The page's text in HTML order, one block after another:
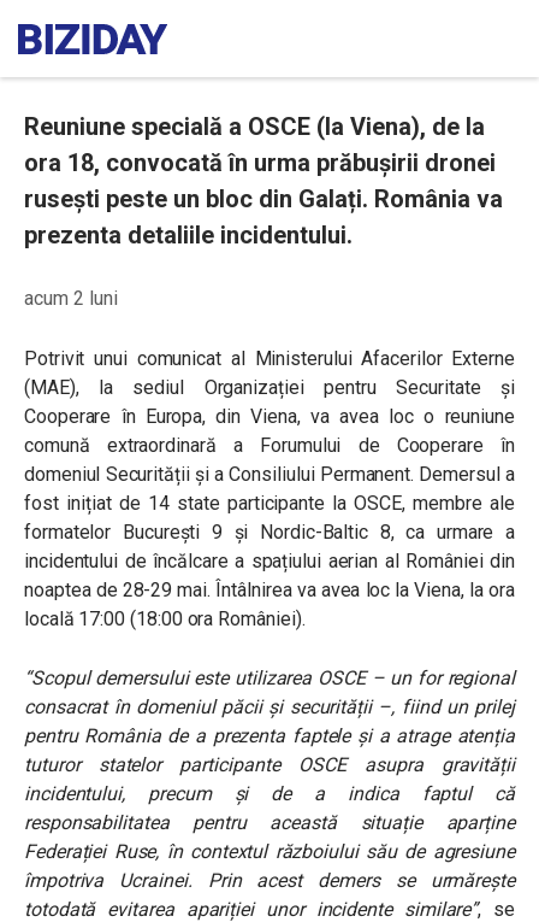
Reuniune specială a OSCE (la Viena), de la
ora 18, convocată în urma prăbușirii dronei
rusești peste un bloc din Galați. România va
prezenta detaliile incidentului.
acum 2 luni
Potrivit unui comunicat al Ministerului Afacerilor Externe
(MAE), la sediul Organizației pentru Securitate și
Cooperare în Europa, din Viena, va avea loc o reuniune
comună extraordinară a Forumului de Cooperare în
domeniul Securității și a Consiliului Permanent. Demersul a
fost inițiat de 14 state participante la OSCE, membre ale
formatelor București 9 și Nordic-Baltic 8, ca urmare a
incidentului de încălcare a spațiului aerian al României din
noaptea de 28-29 mai. Întâlnirea va avea loc la Viena, la ora
locală 17:00 (18:00 ora României).
“Scopul demersului este utilizarea OSCE – un for regional
consacrat în domeniul păcii și securității –, fiind un prilej
pentru România de a prezenta faptele și a atrage atenția
tuturor statelor participante OSCE asupra gravității
incidentului, precum și de a indica faptul că
responsabilitatea pentru această situație aparține
Federației Ruse, în contextul războiului său de agresiune
împotriva Ucrainei. Prin acest demers se urmărește
totodată evitarea apariției unor incidente similare”, se